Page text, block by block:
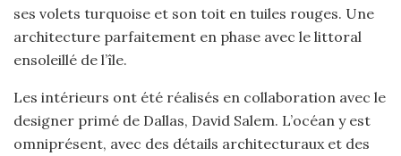
ses volets turquoise et son toit en tuiles rouges. Une
architecture parfaitement en phase avec le littoral
ensoleillé de l’île.
Les intérieurs ont été réalisés en collaboration avec le
designer primé de Dallas, David Salem. L’océan y est
omniprésent, avec des détails architecturaux et des